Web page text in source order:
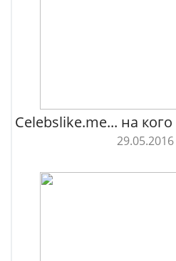
Celebslike.me... на кого
29.05.2016